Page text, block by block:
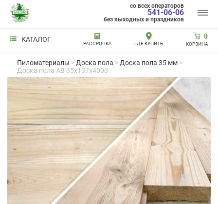
КАТАЛОГ
РАССРОЧКА ГДЕ КУПИТЬ
со всех операторов
541-06-06
без выходных и праздников
0
КОРЗИНА
Пиломатериалы > Доска пола > Доска пола 35 мм >
Доска пола AB 35x137x4000